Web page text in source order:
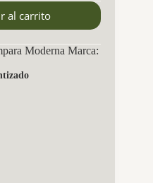
al carrito
Moderna Marca: